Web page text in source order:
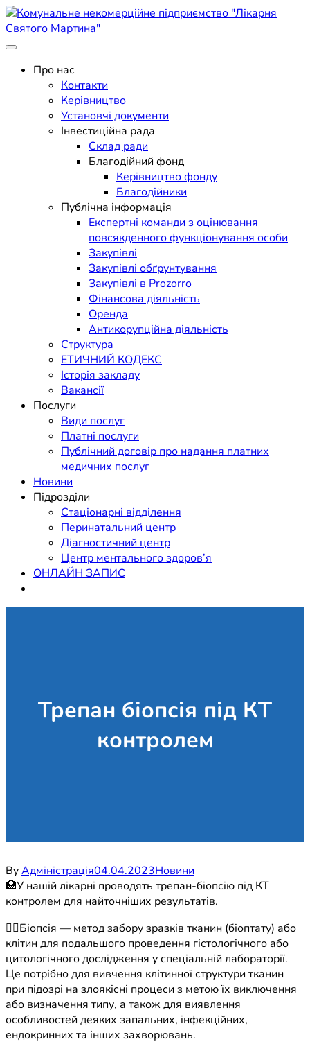
Skip
to
content
Комунальне некомерційне
підприємство "Лікарня
Святого Мартина"
Поліклініка Мукачево
Про нас
Контакти
Керівництво
Установчі документи
Інвестиційна рада
Склад ради
Благодійний фонд
Керівництво фонду
Благодійники
Публічна інформація
Експертні команди з оцінювання
повсякденного функціонування особи
Закупівлі
Закупівлі обґрунтування
Закупівлі в Prozorro
Фінансова діяльність
Оренда
Антикорупційна діяльність
Структура
ЕТИЧНИЙ КОДЕКС
Історія закладу
Вакансії
Послуги
Види послуг
Платні послуги
Публічний договір про надання платних
медичних послуг
Новини
Підрозділи
Стаціонарні відділення
Перинатальний центр
Діагностичний центр
Центр ментального здоров’я
ОНЛАЙН ЗАПИС
Трепан біопсія під КТ
контролем
ByАдміністрація04.04.2023Новини
🏥У нашій лікарні проводять трепан-біопсію під КТ
контролем для найточніших результатів.
☝🏼Біопсія — метод забору зразків тканин (біоптату) або
клітин для подальшого проведення гістологічного або
цитологічного дослідження у спеціальній лабораторії.
Це потрібно для вивчення клітинної структури тканин
при підозрі на злоякісні процеси з метою їх виключення
або визначення типу, а також для виявлення
особливостей деяких запальних, інфекційних,
ендокринних та інших захворювань.